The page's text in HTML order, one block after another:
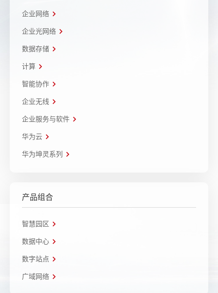
企业网络
企业光网络
数据存储
计算
智能协作
企业无线
企业服务与软件
华为云
华为坤灵系列
产品组合
智慧园区
数据中心
数字站点
广域网络